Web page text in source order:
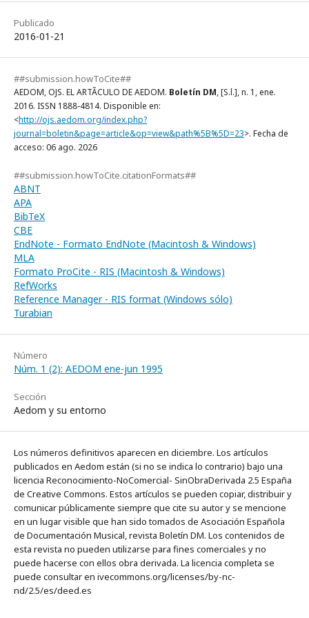
Publicado
2016-01-21
##submission.howToCite##
AEDOM, OJS. EL ARTÃCULO DE AEDOM. Boletín DM, [S.l.], n. 1, ene.
2016. ISSN 1888-4814. Disponible en:
<http://ojs.aedom.org/index.php?
journal=boletin&page=article&op=view&path%5B%5D=23>. Fecha de
acceso: 06 ago. 2026
##submission.howToCite.citationFormats##
ABNT
APA
BibTeX
CBE
EndNote - Formato EndNote (Macintosh & Windows)
MLA
Formato ProCite - RIS (Macintosh & Windows)
RefWorks
Reference Manager - RIS format (Windows sólo)
Turabian
Número
Núm. 1 (2): AEDOM ene-jun 1995
Sección
Aedom y su entorno
Los números definitivos aparecen en diciembre. Los artículos
publicados en Aedom están (si no se indica lo contrario) bajo una
licencia Reconocimiento-NoComercial- SinObraDerivada 2.5 España
de Creative Commons. Estos artículos se pueden copiar, distribuir y
comunicar públicamente siempre que cite su autor y se mencione
en un lugar visible que han sido tomados de Asociación Española
de Documentación Musical, revista Boletín DM. Los contenidos de
esta revista no pueden utilizarse para fines comerciales y no
puede hacerse con ellos obra derivada. La licencia completa se
puede consultar en ivecommons.org/licenses/by-nc-
nd/2.5/es/deed.es